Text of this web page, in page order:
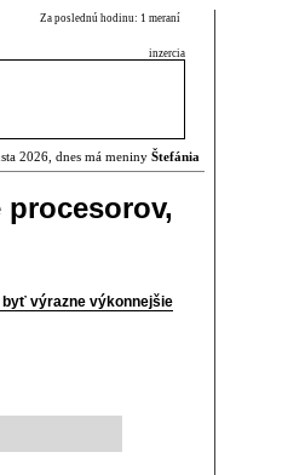
Za poslednú hodinu: 1 meraní
inzercia
2026, dnes má meniny Štefánia
byť výrazne výkonnejšie